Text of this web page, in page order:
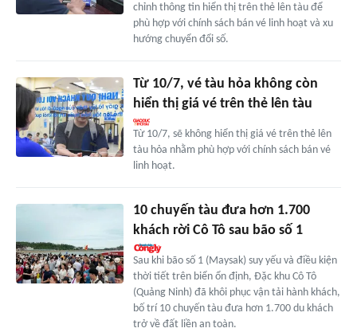
chỉnh thông tin hiển thị trên thẻ lên tàu để
phù hợp với chính sách bán vé linh hoạt và xu
hướng chuyển đổi số.
Từ 10/7, vé tàu hỏa không còn
hiển thị giá vé trên thẻ lên tàu
Từ 10/7, sẽ không hiển thị giá vé trên thẻ lên
tàu hỏa nhằm phù hợp với chính sách bán vé
linh hoạt.
10 chuyến tàu đưa hơn 1.700
khách rời Cô Tô sau bão số 1
Sau khi bão số 1 (Maysak) suy yếu và điều kiện
thời tiết trên biển ổn định, Đặc khu Cô Tô
(Quảng Ninh) đã khôi phục vận tải hành khách,
bố trí 10 chuyến tàu đưa hơn 1.700 du khách
trở về đất liền an toàn.